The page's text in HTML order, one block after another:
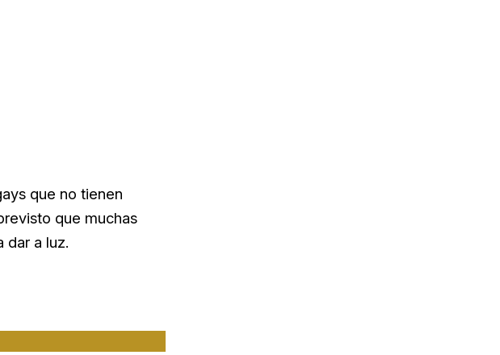
que no tienen
que muchas
dar a luz.